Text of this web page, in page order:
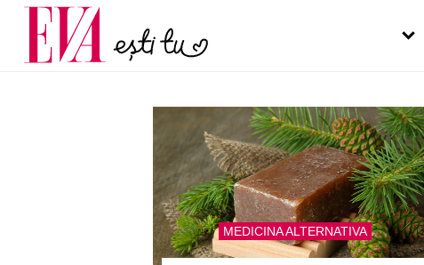
MEDICINA ALTERNATIVA
Carieră
Actualitate